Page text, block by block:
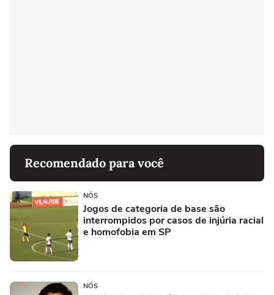
Recomendado para você
NÓS
Jogos de categoria de base são
interrompidos por casos de injúria racial
e homofobia em SP
NÓS